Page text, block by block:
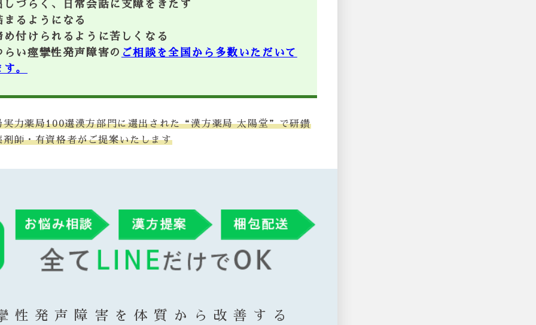
しづらく、日常会話に支障をきたす
まるようになる
め付けられるように苦しくなる
らい痙攣性発声障害の ご相談を全国から多数いただいて
。
力薬局100選漢方部門に選出された“漢方薬局 太陽堂”で研鑽
剤師・有資格者がご提案いたします
性発声障害を体質から改善する